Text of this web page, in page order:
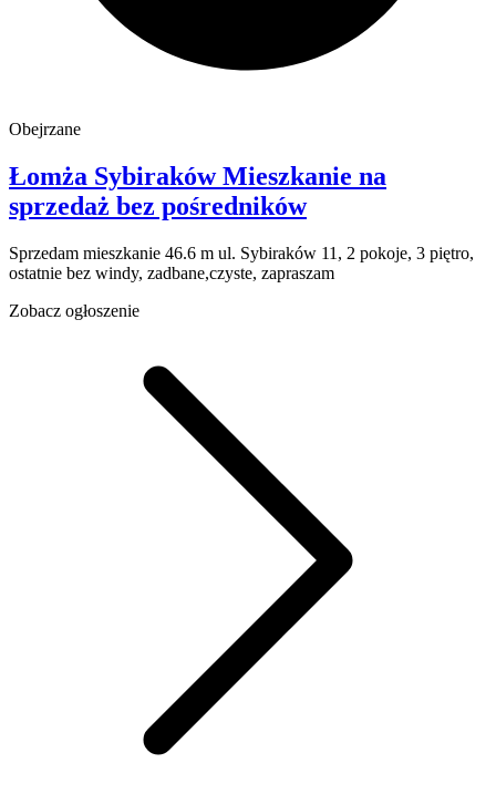
Obejrzane
Łomża Sybiraków Mieszkanie na
sprzedaż bez pośredników
Sprzedam mieszkanie 46.6 m ul. Sybiraków 11, 2 pokoje, 3 piętro,
ostatnie bez windy, zadbane,czyste, zapraszam
Zobacz ogłoszenie